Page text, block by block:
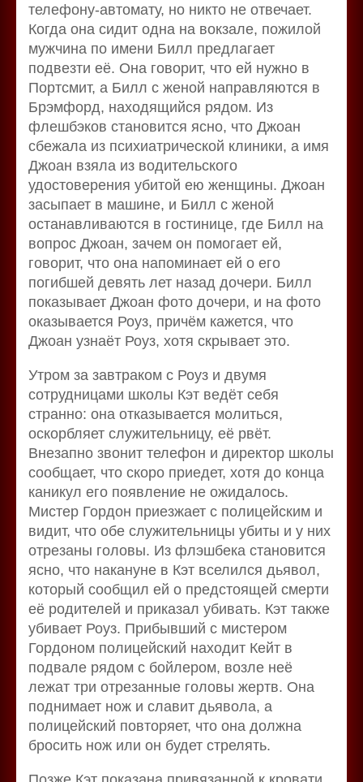
телефону-автомату, но никто не отвечает.
Когда она сидит одна на вокзале, пожилой
мужчина по имени Билл предлагает
подвезти её. Она говорит, что ей нужно в
Портсмит, а Билл с женой направляются в
Брэмфорд, находящийся рядом. Из
флешбэков становится ясно, что Джоан
сбежала из психиатрической клиники, а имя
Джоан взяла из водительского
удостоверения убитой ею женщины. Джоан
засыпает в машине, и Билл с женой
останавливаются в гостинице, где Билл на
вопрос Джоан, зачем он помогает ей,
говорит, что она напоминает ей о его
погибшей девять лет назад дочери. Билл
показывает Джоан фото дочери, и на фото
оказывается Роуз, причём кажется, что
Джоан узнаёт Роуз, хотя скрывает это.
Утром за завтраком с Роуз и двумя
сотрудницами школы Кэт ведёт себя
странно: она отказывается молиться,
оскорбляет служительницу, её рвёт.
Внезапно звонит телефон и директор школы
сообщает, что скоро приедет, хотя до конца
каникул его появление не ожидалось.
Мистер Гордон приезжает с полицейским и
видит, что обе служительницы убиты и у них
отрезаны головы. Из флэшбека становится
ясно, что накануне в Кэт вселился дьявол,
который сообщил ей о предстоящей смерти
её родителей и приказал убивать. Кэт также
убивает Роуз. Прибывший с мистером
Гордоном полицейский находит Кейт в
подвале рядом с бойлером, возле неё
лежат три отрезанные головы жертв. Она
поднимает нож и славит дьявола, а
полицейский повторяет, что она должна
бросить нож или он будет стрелять.